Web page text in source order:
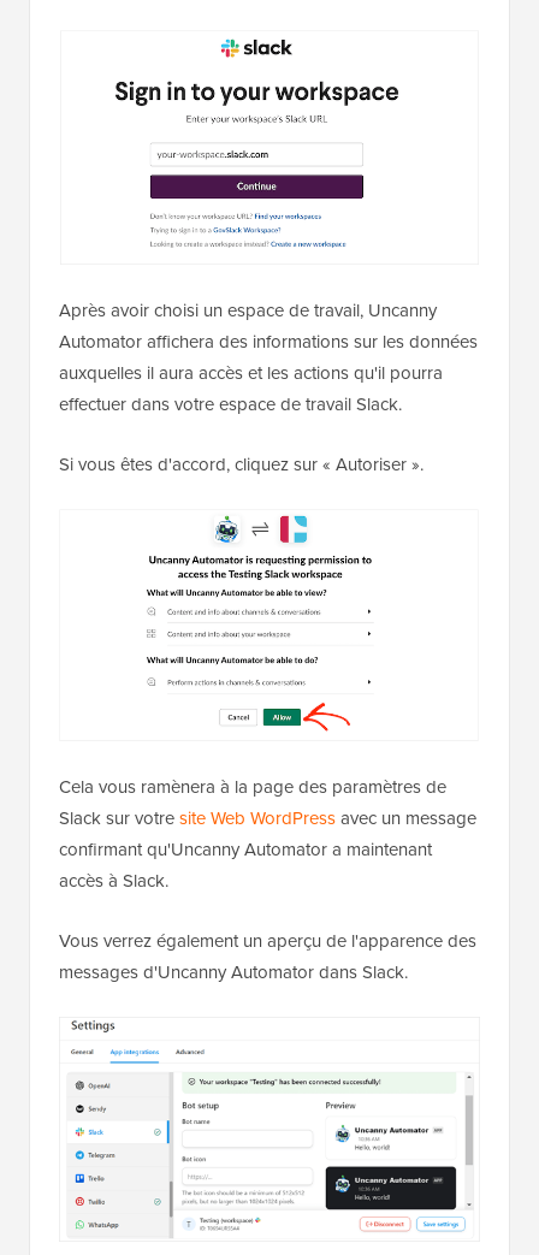
Après avoir choisi un espace de travail, Uncanny
Automator affichera des informations sur les données
auxquelles il aura accès et les actions qu'il pourra
effectuer dans votre espace de travail Slack.
Si vous êtes d'accord, cliquez sur « Autoriser ».
Cela vous ramènera à la page des paramètres de
Slack sur votresite Web WordPressavec un message
confirmant qu'Uncanny Automator a maintenant
accès à Slack.
Vous verrez également un aperçu de l'apparence des
messages d'Uncanny Automator dans Slack.